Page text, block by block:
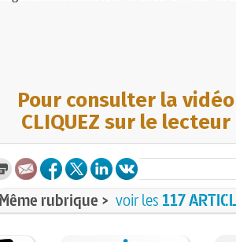
Pour consulter la vidéo
CLIQUEZ sur le lecteur
Même rubrique > voir les 117